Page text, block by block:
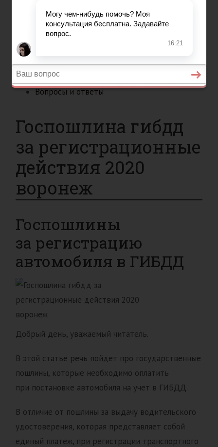
Главная
Страхование
Возврат товаров
Военное право
Вопросы и ответы
Госпошлина гибдд
за регистрационные
действия 2020
воронеж
Госпошлины
за регистрацию
автомобиля в ГИБДД
Добрый день, уважаемый читатель.
В этой статье речь пойдет про государственные
пошлины, которые необходимо оплатить
при постановке автомобиля на учет в ГИБДД.
В отличие от пошлины за выдачу водительского
удостоверения, которая представляет собой
единый платеж, при регистрации транспортного